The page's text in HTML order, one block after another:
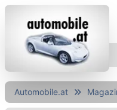
Automobile.at